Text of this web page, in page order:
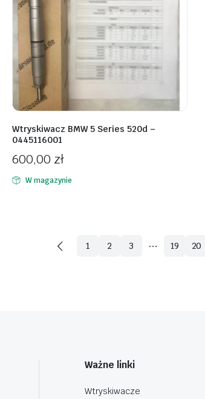
Wtryskiwacz BMW 5 Series 520d –
0445116001
600,00 zł
W magazynie
1 2 3 … 19 20
Ważne linki
Wtryskiwacze